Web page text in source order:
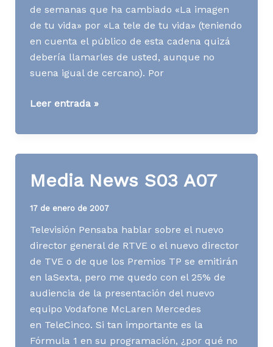
de semanas que ha cambiado «La imagen
de tu vida» por «La tele de tu vida» (teniendo
en cuenta el público de esta cadena quizá
debería llamarles de usted, aunque no
suena igual de cercano). Por
[TV]
de
de
Leer entrada »
Media News S03 A07
17 de enero de 2007
Televisión Pensaba hablar sobre el nuevo
director general de RTVE o el nuevo director
de TVE o de que los Premios TP se emitirán
en laSexta, pero me quedo con el 25% de
audiencia de la presentación del nuevo
equipo Vodafone McLaren Mercedes
en TeleCinco. Si tan importante es la
Fórmula 1 en su programación, ¿por qué no